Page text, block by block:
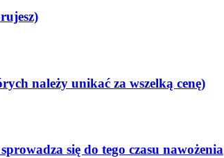
należy unikać za wszelką cenę)
się do tego czasu nawożenia